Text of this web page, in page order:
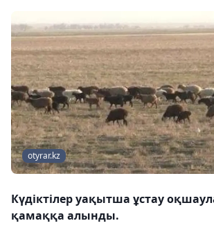
otyrar.kz
Күдіктілер уақытша ұстау
қамаққа алынды.